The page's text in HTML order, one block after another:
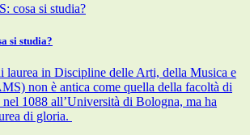
si studia?
laurea in Discipline delle Arti, della Musica e
non è antica come quella della facoltà di
1088 all’Università di Bologna, ma ha
di gloria.